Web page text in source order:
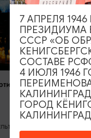
КОНЦЕРТЫ
Саша Малой
19.09.2026, 20:00
Калининград,
железнодорожников
7 АПРЕЛЯ
ПРЕЗИДИУМА
СССР «ОБ
СОСТАВЕ
4 ИЮЛЯ 1946
ГОРОД
КАЛИНИНГРАД